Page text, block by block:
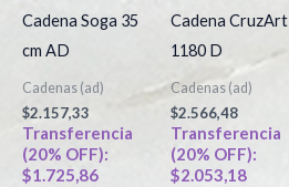
Cadena Soga 35
cm AD
Cadenas (ad)
$2.157,33
Transferencia
(20% OFF):
$1.725,86
Cadena CruzArt
1180 D
Cadenas (ad)
$2.566,48
Transferencia
(20% OFF):
$2.053,18